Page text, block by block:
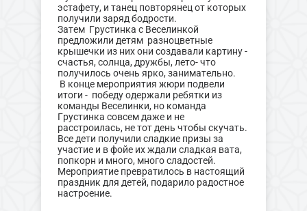
эстафету, и танец повторянец от которых
получили заряд бодрости.
Затем Грустинка с Веселинкой
предложили детям разноцветные
крышечки из них они создавали картину -
счастья, солнца, дружбы, лето- что
получилось очень ярко, занимательно.
В конце мероприятия жюри подвели
итоги - победу одержали ребятки из
команды Веселинки, но команда
Грустинка совсем даже и не
расстроилась, не тот день чтобы скучать.
Все дети получили сладкие призы за
участие и в фойе их ждали сладкая вата,
попкорн и много, много сладостей.
Мероприятие превратилось в настоящий
праздник для детей, подарило радостное
настроение.